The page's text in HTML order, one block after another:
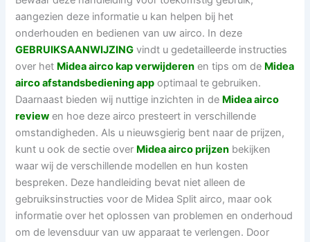
aangezien deze informatie u kan helpen bij het
onderhouden en bedienen van uw airco. In deze
GEBRUIKSAANWIJZING vindt u gedetailleerde instructies
over het Midea airco kap verwijderen en tips om de Midea
airco afstandsbediening app optimaal te gebruiken.
Daarnaast bieden wij nuttige inzichten in de Midea airco
review en hoe deze airco presteert in verschillende
omstandigheden. Als u nieuwsgierig bent naar de prijzen,
kunt u ook de sectie over Midea airco prijzen bekijken
waar wij de verschillende modellen en hun kosten
bespreken. Deze handleiding bevat niet alleen de
gebruiksinstructies voor de Midea Split airco, maar ook
informatie over het oplossen van problemen en onderhoud
om de levensduur van uw apparaat te verlengen. Door